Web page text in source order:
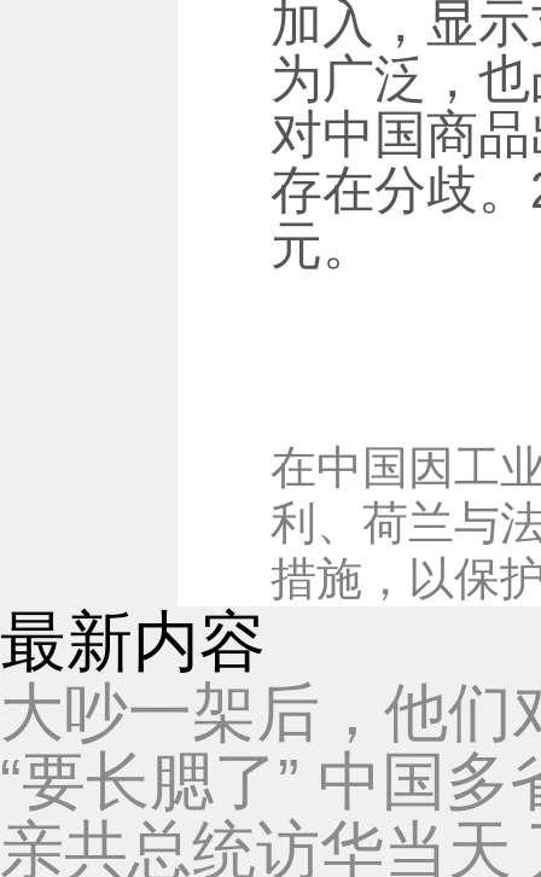
加入，显
为广泛，
对中国商
存在分歧
元。
在中国因工
利、荷兰与
措施，以保
最新内容
大吵一架后，他们
“要长腮了” 中国
亲共总统访华当天